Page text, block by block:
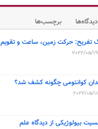
دیدگاه‌ها برچسب‌ها
تفریح: حرکت زمین، ساعت و تقویم
2022/05/19
کوانتومی چگونه کشف شد؟
2022/05/11
بیولوژیکی از دیدگاه علم